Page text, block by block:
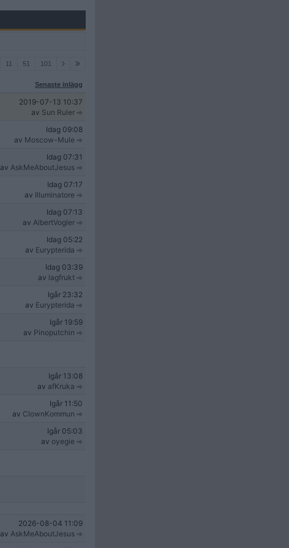
11 51 101
Senaste inlägg
2019-07-13 10:37
av Sun Ruler
Idag 09:08
av Moscow-Mule
Idag 07:31
av AskMeAboutJesus
Idag 07:17
av Illuminatore
Idag 07:13
av AlbertVogler
Idag 05:22
av Eurypterida
Idag 03:39
av lagfrukt
Igår 23:32
av Eurypterida
Igår 19:59
av Pinoputchin
Igår 13:08
av afKruka
Igår 11:50
av ClownKommun
Igår 05:03
av oyegie
2026-08-04 11:09
av AskMeAboutJesus